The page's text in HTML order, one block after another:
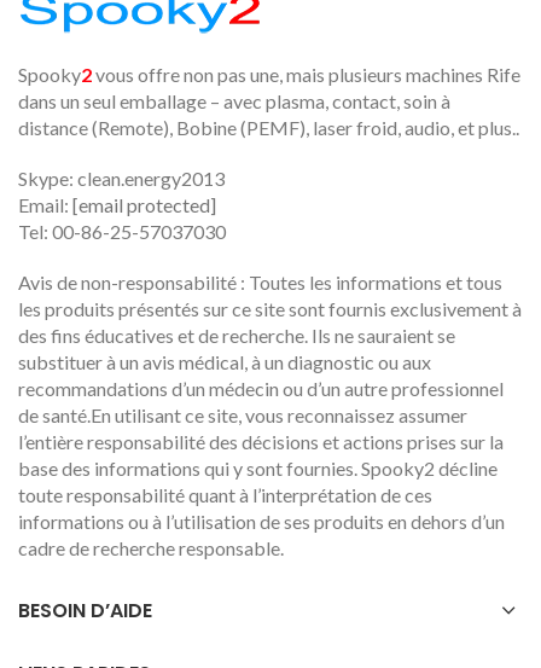
Spooky2vous offre non pas une, mais plusieurs machines Rife
dans un seul emballage – avec plasma, contact, soin à
distance (Remote), Bobine (PEMF), laser froid, audio, et plus..
Skype: clean.energy2013
Email: [email protected]
Tel: 00-86-25-57037030
Avis de non-responsabilité : Toutes les informations et tous
les produits présentés sur ce site sont fournis exclusivement à
des fins éducatives et de recherche. Ils ne sauraient se
substituer à un avis médical, à un diagnostic ou aux
recommandations d’un médecin ou d’un autre professionnel
de santé.En utilisant ce site, vous reconnaissez assumer
l’entière responsabilité des décisions et actions prises sur la
base des informations qui y sont fournies. Spooky2 décline
toute responsabilité quant à l’interprétation de ces
informations ou à l’utilisation de ses produits en dehors d’un
cadre de recherche responsable.
BESOIN D’AIDE